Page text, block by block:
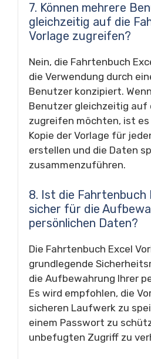
7. Können mehrere
gleichzeitig auf die
Vorlage zugreifen?
Nein, die Fahrtenbuch
die Verwendung durch
Benutzer konzipiert.
Benutzer gleichzeitig auf
zugreifen möchten, ist
Kopie der Vorlage für
erstellen und die Daten
zusammenzuführen.
8. Ist die Fahrtenbuch
sicher für die
persönlichen Daten?
Die Fahrtenbuch Excel
grundlegende
die Aufbewahrung Ihrer
Es wird empfohlen, die
sicheren Laufwerk zu
einem Passwort zu
unbefugten Zugriff zu